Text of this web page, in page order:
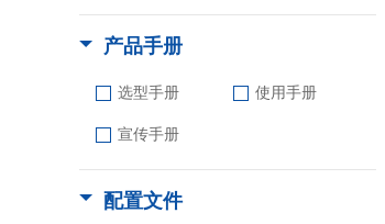
产品手册
选型手册 使用手册
宣传手册
配置文件